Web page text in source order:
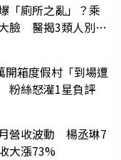
「廁所之亂」？乘
臉 醫揭3類人別亂
箱度假村「到場遭
粉絲怒灌1星負評
營收波動 楊丞琳7
大漲73%